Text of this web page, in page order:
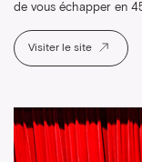
de vous échapper en
Visiter le site